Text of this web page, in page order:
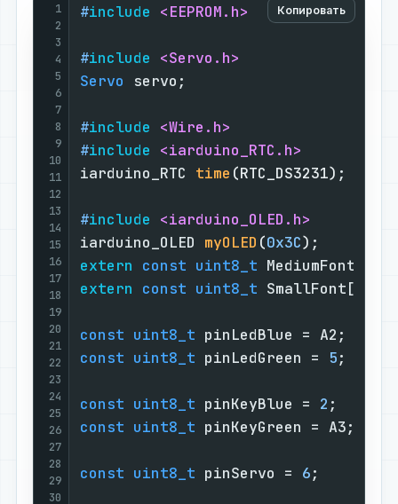
Копировать
1
2
3
4
5
6
7
8
9
10
11
12
13
14
15
16
17
18
19
20
21
22
23
24
25
26
27
28
29
30
#include <EEPROM.h>
#include <Servo.h>
Servo
#include <Wire.h>
#include <iarduino_RTC.h>
iarduino_RTC time (RTC_DS3231)
#include <iarduino_OLED.h>
iarduino_OLED myOLED (0x3C)
extern const uint8_t
extern const uint8_t
const uint8_t
const uint8_t pinLedGreen = 5
const uint8_t pinKeyBlue = 2
const uint8_t
const uint8_t pinServo = 6